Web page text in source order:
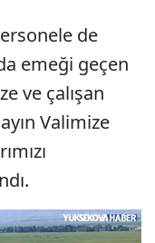
de
emeği geçen
ve çalışan
Valimize